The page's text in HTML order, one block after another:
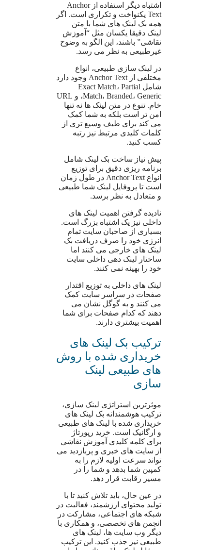
اشتباه دیگر استفاده از Anchor
Text یکنواخت و تکراری است. اگر
همه بک لینک های شما با متن
لینک دقیقا یکسان مثل “آموزش
نقاشی” باشند، این الگو به وضوح
غیرطبیعی به نظر می رسد.
در لینک سازی طبیعی، انواع
مختلفی از Anchor Text وجود دارد
شامل Exact Match، Partial
Match، Branded، Generic، و URL
خام. تنوع در متن لینک ها نه تنها
امن تر است بلکه به شما کمک
می کند برای طیف وسیع تری از
کلمات کلیدی مرتبط نیز رتبه
کسب کنید.
پیش نیاز ساخت بک لینک شامل
برنامه ریزی دقیق برای توزیع
انواع Anchor Text در طول زمان
است تا پروفایل لینک شما طبیعی
و متعادل به نظر برسد.
نادیده گرفتن اهمیت لینک های
داخلی نیز یک اشتباه بزرگ است.
بسیاری از صاحبان سایت تمام
انرژی خود را صرف دریافت بک
لینک های خارجی می کنند اما
ساختار لینک دهی داخلی سایت
خود را بهینه نمی کنند.
لینک های داخلی به توزیع اقتدار
صفحات در سراسر سایت کمک
می کنند و به گوگل نشان می
دهند که کدام صفحات برای شما
اهمیت بیشتری دارند.
ترکیب بک لینک های
خریداری شده با روش
های طبیعی لینک
سازی
موثرترین استراتژی لینک سازی،
ترکیب هوشمندانه بک لینک های
خریداری شده با لینک های طبیعی
و ارگانیک است. خرید رپورتاژ
برای کلمه کلیدی آموزش نقاشی
از سایت های خبری و پربازدید می
تواند سرعت اولیه لازم را به
کمپین شما بدهد و شما را در
مسیر رقابت قرار دهد.
در عین حال، باید تلاش کنید تا با
تولید محتوای ارزشمند، فعالیت در
شبکه های اجتماعی، مشارکت در
انجمن های تخصصی، و همکاری با
دیگر وب سایت ها، لینک های
طبیعی نیز جذب کنید. این ترکیب